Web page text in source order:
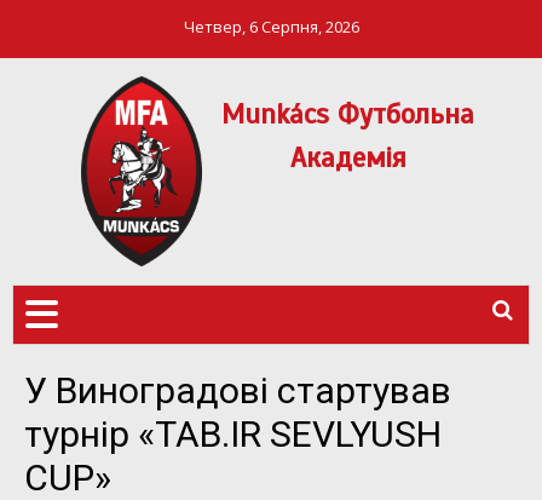
Четвер, 6 Серпня, 2026
Munkács Футбольна
Академія
У Виноградові стартував
турнір «TAB.IR SEVLYUSH
CUP»